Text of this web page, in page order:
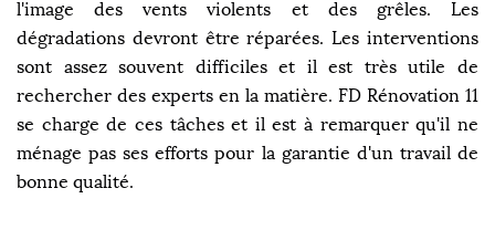
l'image des vents violents et des grêles. Les
dégradations devront être réparées. Les interventions
sont assez souvent difficiles et il est très utile de
rechercher des experts en la matière. FD Rénovation 11
se charge de ces tâches et il est à remarquer qu'il ne
ménage pas ses efforts pour la garantie d'un travail de
bonne qualité.